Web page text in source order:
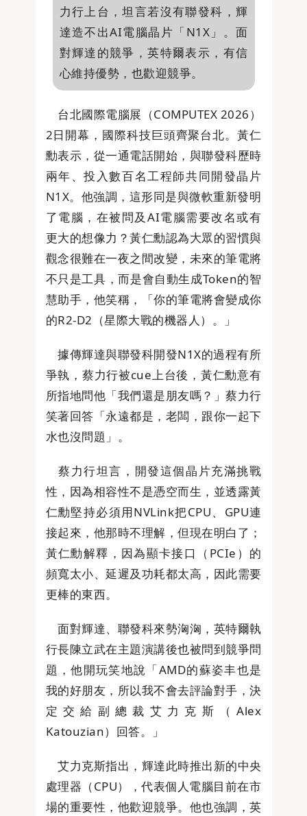
力行上台，坦言若沒有聯發科，輝
達造不出AI電腦晶片「N1X」。面
對輝達的競爭，英特爾表示，有信
心維持優勢，也歡迎競爭。
台北國際電腦展（COMPUTEX 2026）
2日開幕，國際科技巨頭齊聚台北。黃仁
勳表示，從一通電話開始，與聯發科歷時
兩年、投入數百名工程師共同開發晶片
N1X。他強調，這形同是與微軟重新發明
了電腦，在被問及AI電腦需要改名或有
更大的想像力？黃仁勳認為大眾的習慣與
觀念很難在一夜之間改變，未來的筆電將
不只是工具，而是會自動生成Token的智
慧助手，他笑稱，「你的筆電將會變成你
的R2-D2（星際大戰的機器人）。」
據傳輝達與聯發科開發N1X的過程有所
爭執，蔡力行被cue上台後，黃仁勳意有
所指地問他「我們還是朋友嗎？」蔡力行
笑著回答「永遠都是，老闆，跟你一起下
水也沒問題」。
蔡力行坦言，開發這個晶片充滿挑戰
性，因為相容性不是憑空而生，並透露黃
仁勳堅持必須用NVLink把CPU、GPU連
接起來，他那時不理解，但現在明白了；
黃仁勳解釋，因為顯卡接口（PCIe）的
頻寬太小、延遲及功耗都太高，因此需要
更棒的東西。
面對輝達、聯發科來勢洶洶，英特爾執
行長陳立武在主題演講後也被問到競爭問
題，他開玩笑地說「AMD的蘇姿丰也是
我的好朋友，所以我不會去評論對手，決
定交給副總裁艾力克斯（Alex
Katouzian）回答。」
艾力克斯指出，輝達此時推出新的中央
處理器（CPU），代表個人電腦目前在市
場的重要性，他歡迎競爭。他也強調，英